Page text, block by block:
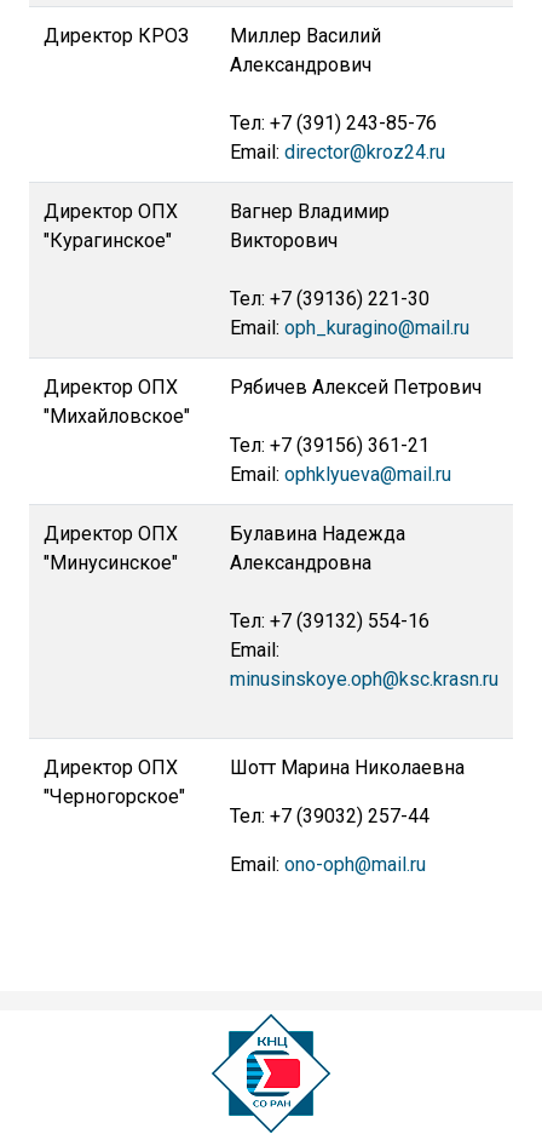
Директор КРОЗ
Миллер Василий
Александрович
Тел: +7 (391) 243-85-76
Email: director@kroz24.ru
Директор ОПХ
"Курагинское"
Вагнер Владимир
Викторович
Тел: +7 (39136) 221-30
Email: oph_kuragino@mail.ru
Директор ОПХ
"Михайловское"
Рябичев Алексей Петрович
Тел: +7 (39156) 361-21
Email: ophklyueva@mail.ru
Директор ОПХ
"Минусинское"
Булавина Надежда
Александровна
Тел: +7 (39132) 554-16
Email:
minusinskoye.oph@ksc.krasn.ru
Директор ОПХ
"Черногорское"
Шотт Марина Николаевна
Тел: +7 (39032) 257-44
Email: ono-oph@mail.ru